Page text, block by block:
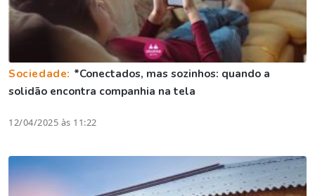
Sociedade: *Conectados, mas sozinhos: quando a
solidão encontra companhia na tela
12/04/2025 às 11:22